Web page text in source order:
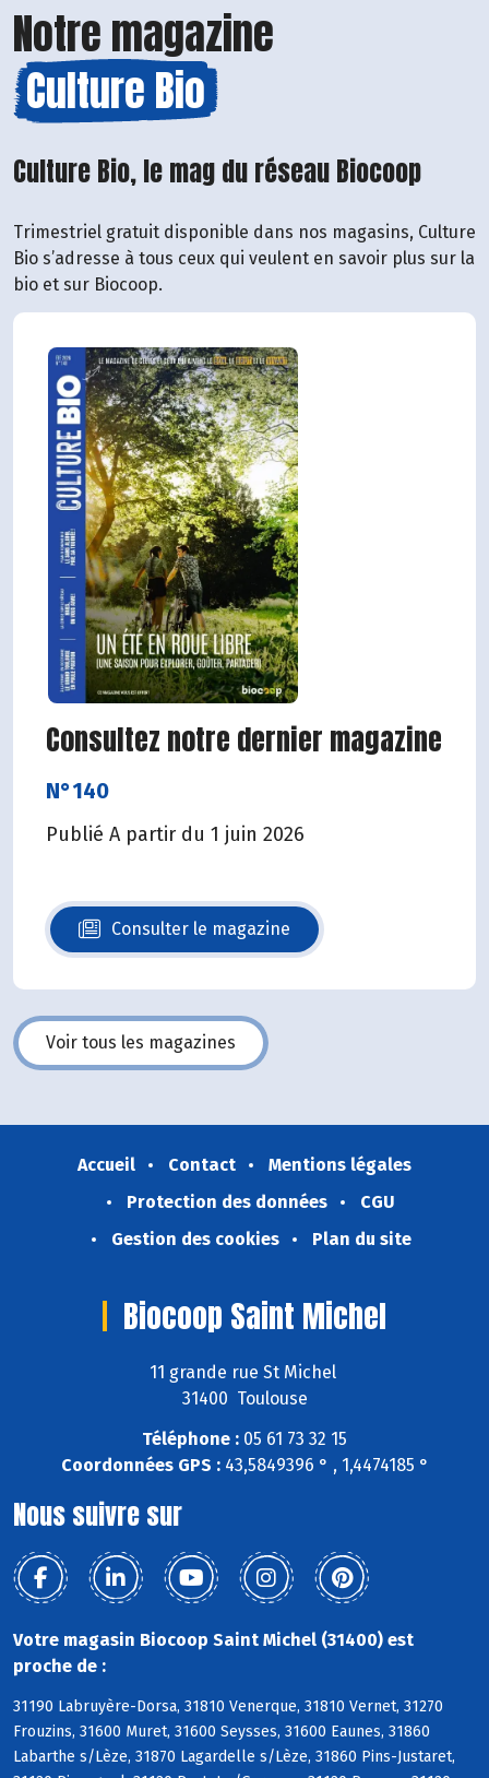
Notre magazine
Culture Bio
Culture Bio, le mag du réseau Biocoop
Trimestriel gratuit disponible dans nos magasins, Culture
Bio s’adresse à tous ceux qui veulent en savoir plus sur la
bio et sur Biocoop.
Consultez notre dernier magazine
N°140
Publié A partir du 1 juin 2026
Consulter le magazine
N°140
Voir tous les magazines
Accueil Contact
Mentions légales
Protection des données
CGU
Gestion des cookies
Plan du site
Biocoop Saint Michel
11 grande rue St Michel
31400 Toulouse
Téléphone : 05 61 73 32 15
Coordonnées GPS :43,5849396 ° , 1,4474185 °
Nous suivre sur
Votre magasin Biocoop Saint Michel (31400) est
proche de :
31190 Labruyère-Dorsa, 31810 Venerque, 31810 Vernet, 31270
Frouzins, 31600 Muret, 31600 Seysses, 31600 Eaunes, 31860
Labarthe s/Lèze, 31870 Lagardelle s/Lèze, 31860 Pins-Justaret,